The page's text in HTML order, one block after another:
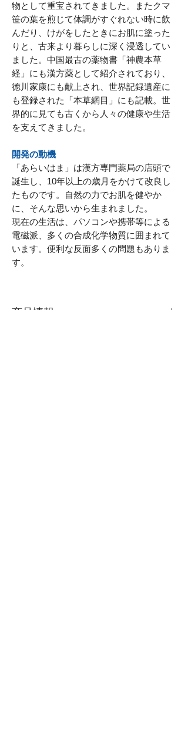
物として重宝されてきました。またクマ
笹の葉を煎じて体調がすぐれない時に飲
んだり、けがをしたときにお肌に塗った
りと、古来より暮らしに深く浸透してい
ました。中国最古の薬物書「神農本草
経」にも漢方薬として紹介されており、
徳川家康にも献上され、世界記録遺産に
も登録された「本草網目」にも記載。世
界的に見ても古くから人々の健康や生活
を支えてきました。
開発の動機
「あらいはま」は漢方専門薬局の店頭で
誕生し、10年以上の歳月をかけて改良し
たものです。自然の力でお肌を健やか
に、そんな思いから生まれました。
現在の生活は、パソコンや携帯等による
電磁派、多くの合成化学物質に囲まれて
います。便利な反面多くの問題もありま
す。
商品情報